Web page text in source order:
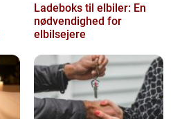
Ladeboks til elbiler: En
nødvendighed for
elbilsejere